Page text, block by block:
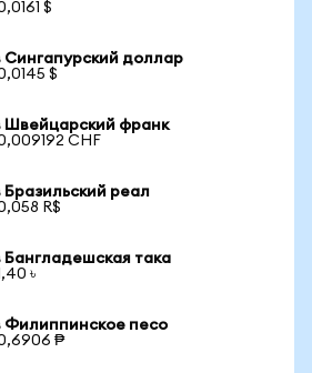
$
Сингапурский доллар
$
Швейцарский франк
CHF
Бразильский реал
R$
Бангладешская така
৳
Филиппинское песо
₱